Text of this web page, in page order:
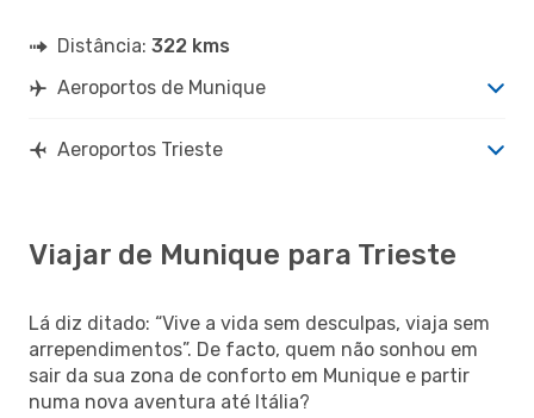
Distância: 322 kms
Aeroportos de Munique
Aeroportos Trieste
Viajar de Munique para Trieste
Lá diz ditado: “Vive a vida sem desculpas, viaja sem
arrependimentos”. De facto, quem não sonhou em
sair da sua zona de conforto em Munique e partir
numa nova aventura até Itália?